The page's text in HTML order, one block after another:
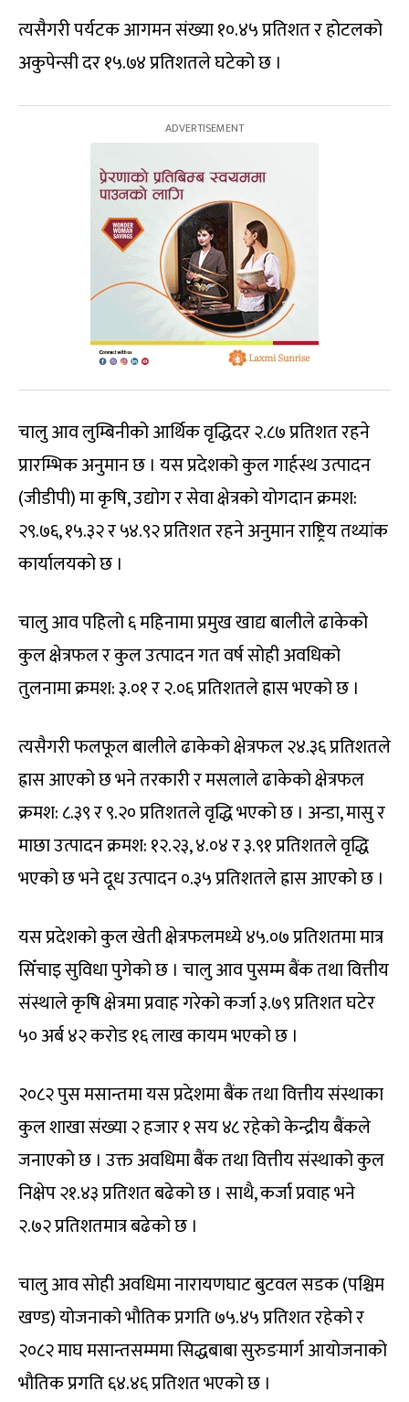
त्यसैगरी पर्यटक आगमन संख्या १०.४५ प्रतिशत र होटलको
अकुपेन्सी दर १५.७४ प्रतिशतले घटेको छ ।
चालु आव लुम्बिनीको आर्थिक वृद्धिदर २.८७ प्रतिशत रहने
प्रारम्भिक अनुमान छ । यस प्रदेशको कुल गार्हस्थ उत्पादन
(जीडीपी) मा कृषि, उद्योग र सेवा क्षेत्रको योगदान क्रमश:
२९.७६, १५.३२ र ५४.९२ प्रतिशत रहने अनुमान राष्ट्रिय तथ्यांक
कार्यालयको छ ।
चालु आव पहिलो ६ महिनामा प्रमुख खाद्य बालीले ढाकेको
कुल क्षेत्रफल र कुल उत्पादन गत वर्ष सोही अवधिको
तुलनामा क्रमश: ३.०१ र २.०६ प्रतिशतले ह्रास भएको छ ।
त्यसैगरी फलफूल बालीले ढाकेको क्षेत्रफल २४.३६ प्रतिशतले
ह्रास आएको छ भने तरकारी र मसलाले ढाकेको क्षेत्रफल
क्रमश: ८.३९ र ९.२० प्रतिशतले वृद्धि भएको छ । अन्डा, मासु र
माछा उत्पादन क्रमश: १२.२३, ४.०४ र ३.९१ प्रतिशतले वृद्धि
भएको छ भने दूध उत्पादन ०.३५ प्रतिशतले ह्रास आएको छ ।
यस प्रदेशको कुल खेती क्षेत्रफलमध्ये ४५.०७ प्रतिशतमा मात्र
सिँचाइ सुविधा पुगेको छ । चालु आव पुसम्म बैंक तथा वित्तीय
संस्थाले कृषि क्षेत्रमा प्रवाह गरेको कर्जा ३.७९ प्रतिशत घटेर
५० अर्ब ४२ करोड १६ लाख कायम भएको छ ।
२०८२ पुस मसान्तमा यस प्रदेशमा बैंक तथा वित्तीय संस्थाका
कुल शाखा संख्या २ हजार १ सय ४८ रहेको केन्द्रीय बैंकले
जनाएको छ । उक्त अवधिमा बैंक तथा वित्तीय संस्थाको कुल
निक्षेप २१.४३ प्रतिशत बढेको छ । साथै, कर्जा प्रवाह भने
२.७२ प्रतिशतमात्र बढेको छ ।
चालु आव सोही अवधिमा नारायणघाट बुटवल सडक (पश्चिम
खण्ड) योजनाको भौतिक प्रगति ७५.४५ प्रतिशत रहेको र
२०८२ माघ मसान्तसम्ममा सिद्धबाबा सुरुङमार्ग आयोजनाको
भौतिक प्रगति ६४.४६ प्रतिशत भएको छ ।